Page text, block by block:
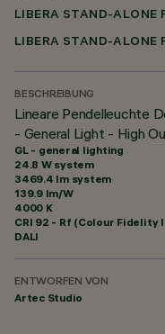
LIBERA STAND-ALONE
BESCHREIBUNG
Lineare Pendelleuchte
- General Light - High
GL - general lighting
24.8 W system
3469.4 lm system
139.9 lm/W
4000 K
CRI 92 - Rf (Colour Fidelity
DALI
ENTWORFEN VON
Artec Studio